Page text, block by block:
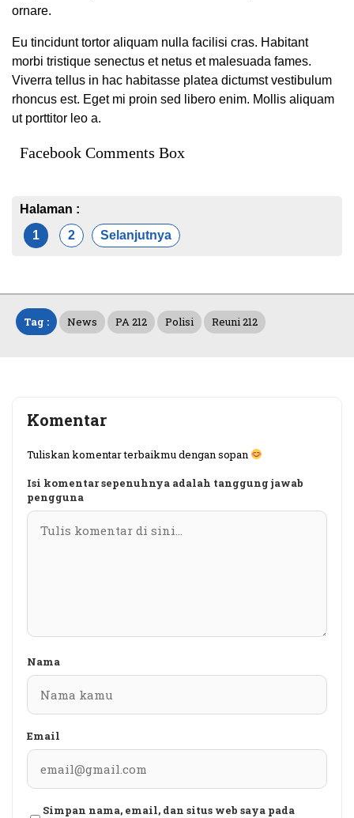
ornare.
Eu tincidunt tortor aliquam nulla facilisi cras. Habitant
morbi tristique senectus et netus et malesuada fames.
Viverra tellus in hac habitasse platea dictumst vestibulum
rhoncus est. Eget mi proin sed libero enim. Mollis aliquam
ut porttitor leo a.
Facebook Comments Box
Halaman :
1
2 Selanjutnya
Tag : News PA 212 Polisi Reuni 212
Komentar
Tuliskan komentar terbaikmu dengan sopan
Isi komentar sepenuhnya adalah tanggung jawab
pengguna
Nama
Email
Simpan nama, email, dan situs web saya pada